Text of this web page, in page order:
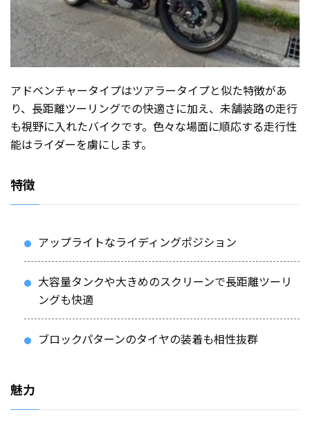
アドベンチャータイプはツアラータイプと似た特徴があ
り、長距離ツーリングでの快適さに加え、未舗装路の走行
も視野に入れたバイクです。色々な場面に順応する走行性
能はライダーを虜にします。
特徴
アップライトなライディングポジション
大容量タンクや大きめのスクリーンで長距離ツーリ
ングも快適
ブロックパターンのタイヤの装着も相性抜群
魅力